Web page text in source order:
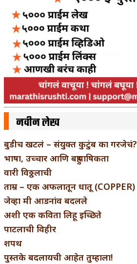
नवीन लेख
बुडीच खटलं – संयुक्त कुटुंब का गरजेचं?
भाषा, उच्चार आणि बहुभाषिकता
वारी विठ्ठलाची
ताम्र – एक अफलातून धातू (COPPER)
जेव्हा मी आडनांव बदलले
अशी एक कविता लिहू इच्छिते
पाटलाची विहीर
शपथ
पुस्तके बदलायची आहेत तुम्हाला!